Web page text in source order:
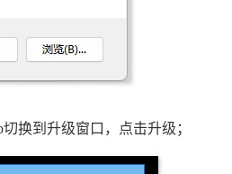
换到升级窗口，点击升级；